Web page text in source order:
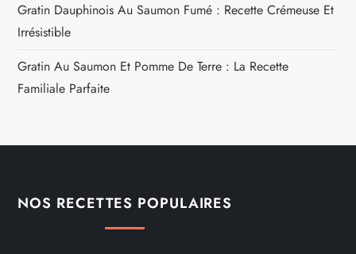
Gratin Dauphinois Au Saumon Fumé : Recette Crémeuse Et
Irrésistible
Gratin Au Saumon Et Pomme De Terre : La Recette
Familiale Parfaite
NOS RECETTES POPULAIRES